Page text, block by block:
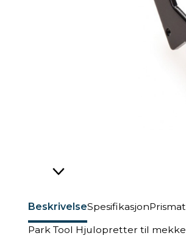
BeskrivelseSpesifikasjon
Park Tool Hjulopretter til